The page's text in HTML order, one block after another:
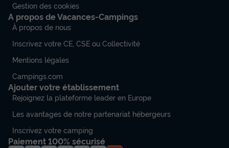
Gestion des cookies
A propos de Vacances-Campings
À propos de nous
Inscrivez votre CE, CSE ou Collectivité
Mentions légales
Campings.com
Ajouter votre établissement
Rejoignez la plateforme leader en Europe
Les avantages de notre partenariat hébergeurs
Inscrivez votre camping
Paiement 100% sécurisé